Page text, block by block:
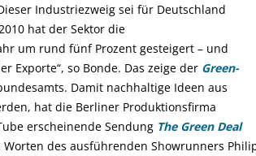
Industriezweig sei für Deutschland
hat der Sektor die
um rund fünf Prozent gesteigert – und
Exporte“, so Bonde. Das zeige der Green-
Damit nachhaltige Ideen aus
hat die Berliner Produktionsfirma
erscheinende Sendung The Green Deal
des ausführenden Showrunners